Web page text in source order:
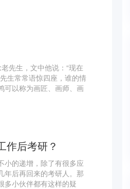
先生，文中他说：“现在
生常常语惊四座，谁的情
可以称为画匠、画师、画
作后考研？
小的递增，除了有很多应
年后再回来的考研人。那
多小伙伴都有这样的疑